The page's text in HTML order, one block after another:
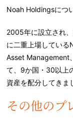
Noah Holdingsにつ
2005年に設立され
に二重上場してい
Asset Management
て、9か国・30以上
資産を配分してきま
その他のプ